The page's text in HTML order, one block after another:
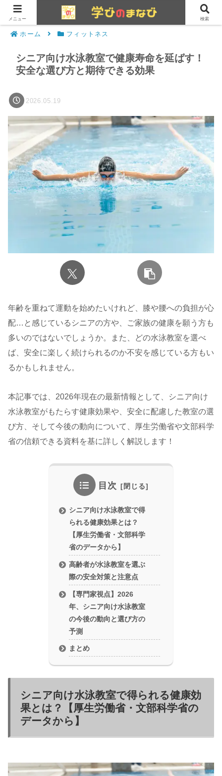
ホーム フィットネス
シニア向け水泳教室で健康寿命を延ばす！
安全な選び方と期待できる効果
2026.05.19
年齢を重ねて運動を始めたいけれど、膝や腰への負担が心
配…と感じているシニアの方や、ご家族の健康を願う方も
多いのではないでしょうか。また、どの水泳教室を選べ
ば、安全に楽しく続けられるのか不安を感じている方もい
るかもしれません。
本記事では、2026年現在の最新情報として、シニア向け
水泳教室がもたらす健康効果や、安全に配慮した教室の選
び方、そして今後の動向について、厚生労働省や文部科学
省の信頼できる資料を基に詳しく解説します！
目次
シニア向け水泳教室で得
られる健康効果とは？
【厚生労働省・文部科学
省のデータから】
高齢者が水泳教室を選ぶ
際の安全対策と注意点
【専門家視点】2026
年、シニア向け水泳教室
の今後の動向と選び方の
予測
まとめ
シニア向け水泳教室で得られる健康効
果とは？【厚生労働省・文部科学省の
データから】
メニュー 検索